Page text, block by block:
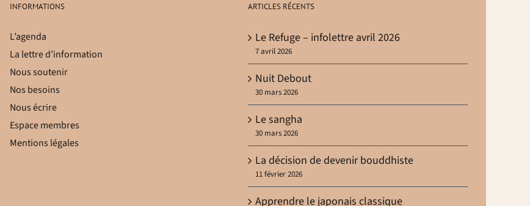
INFORMATIONS
L’agenda
La lettre d’information
Nous soutenir
Nos besoins
Nous écrire
Espace membres
Mentions légales
ARTICLES RÉCENTS
Le Refuge – infolettre avril 2026
7 avril 2026
Nuit Debout
30 mars 2026
Le sangha
30 mars 2026
La décision de devenir bouddhiste
11 février 2026
Apprendre le japonais classique